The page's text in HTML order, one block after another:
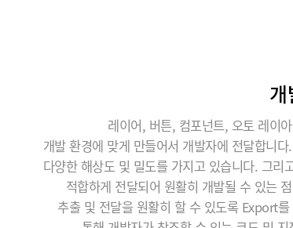
레이어, 버튼, 컴포넌트, 오토 레이
개발 환경에 맞게 만들어서 개발자에 전달합니
다양한 해상도 및 밀도를 가지고 있습니다. 그리
적합하게 전달되어 원활히 개발될 수 있는
추출 및 전달을 원활히 할 수 있도록 Export